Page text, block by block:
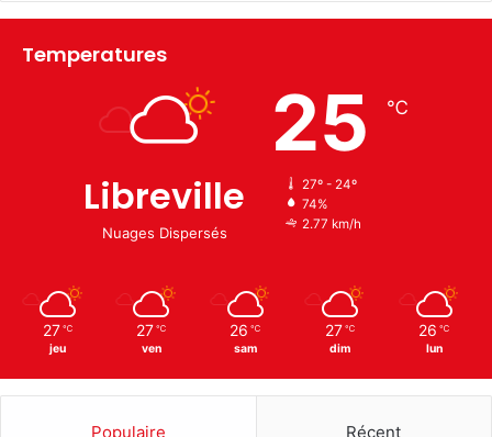
Temperatures
Libreville
Nuages Dispersés
25 ℃
27º - 24º
74%
2.77 km/h
27 ℃
jeu
27 ℃
ven
26 ℃
sam
27 ℃
dim
26 ℃
lun
Populaire Récent